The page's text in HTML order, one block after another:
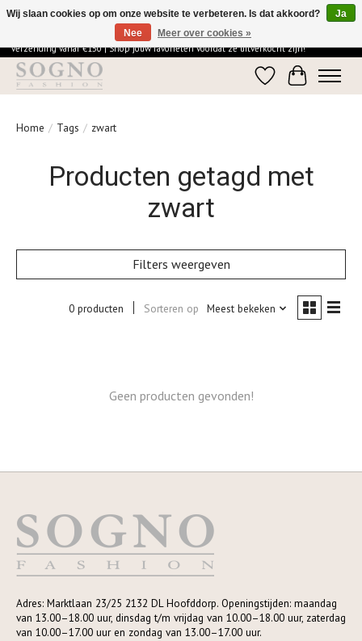
Ontdek de elegantie van SOGNO Fashion | Vandaag besteld = morgen in huis | Gratis
verzending vanaf €150 | Shop jouw favorieten voordat ze uitverkocht zijn!
Verlanglijst
Home / Tags / zwart
Producten getagd met
zwart
Filters weergeven
0 producten Sorteren op Meest bekeken
Geen producten gevonden!
Adres: Marktlaan 23/25 2132 DL Hoofddorp. Openingstijden: maandag
van 13.00–18.00 uur, dinsdag t/m vrijdag van 10.00–18.00 uur, zaterdag
van 10.00–17.00 uur en zondag van 13.00–17.00 uur.
Wij slaan cookies op om onze website te verbeteren. Is dat akkoord?
Ja
Nee
Meer over cookies »